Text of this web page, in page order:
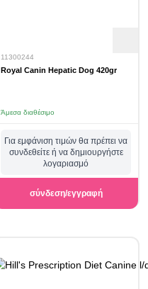
11300244
Royal Canin Hepatic Dog 420gr
Άμεσα διαθέσιμο
Για εμφάνιση τιμών θα πρέπει να
συνδεθείτε ή να δημιουργήστε
λογαριασμό
σύνδεση/εγγραφή